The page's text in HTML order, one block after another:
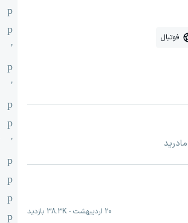
فوتبال
20 اردیبهشت -
38.3K بازدید